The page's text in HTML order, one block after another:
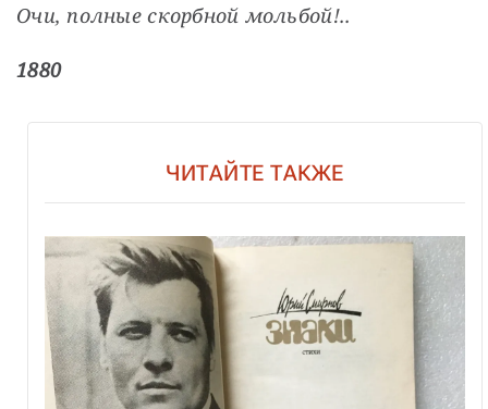
Очи, полные скорбной мольбой!..
1880
ЧИТАЙТЕ ТАКЖЕ